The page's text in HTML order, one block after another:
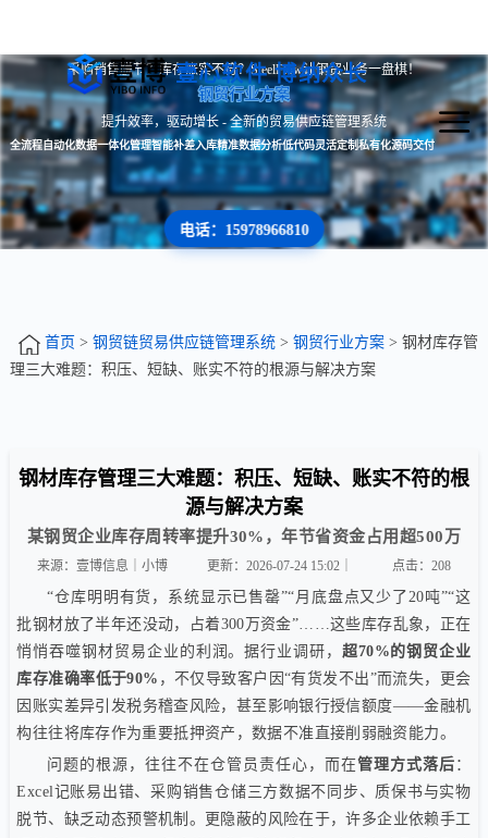
壹心软件 博纳众长
采购销售脱节？库存账实不符？SteelFlow让钢贸业务一盘棋！
钢贸行业方案
提升效率，驱动增长 - 全新的贸易供应链管理系统
全流程自动化数据一体化管理智能补差入库精准数据分析低代码灵活定制私有化源码交付
电话：15978966810
首页 > 钢贸链贸易供应链管理系统> 钢贸行业方案> 钢材库存管
理三大难题：积压、短缺、账实不符的根源与解决方案
钢材库存管理三大难题：积压、短缺、账实不符的根
源与解决方案
某钢贸企业库存周转率提升30%，年节省资金占用超500万
来源：壹博信息｜小博 更新：2026-07-24 15:02｜ 点击：208
“仓库明明有货，系统显示已售罄”“月底盘点又少了20吨”“这
批钢材放了半年还没动，占着300万资金”……这些库存乱象，正在
悄悄吞噬钢材贸易企业的利润。据行业调研， 超70%的钢贸企业
库存准确率低于90% ，不仅导致客户因“有货发不出”而流失，更会
因账实差异引发税务稽查风险，甚至影响银行授信额度——金融机
构往往将库存作为重要抵押资产，数据不准直接削弱融资能力。
问题的根源，往往不在仓管员责任心，而在管理方式落后 ：
Excel记账易出错、采购销售仓储三方数据不同步、质保书与实物
脱节、缺乏动态预警机制。更隐蔽的风险在于，许多企业依赖手工